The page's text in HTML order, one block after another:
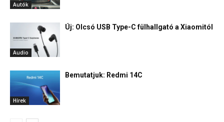
Autók
Audio
Új: Olcsó USB Type-C fülhallgató a Xiaomitól
Hírek
Bemutatjuk: Redmi 14C